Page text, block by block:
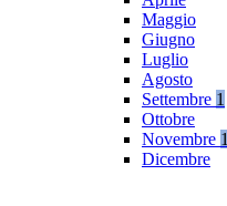
Maggio
Giugno
Luglio
Agosto
Settembre 1
Ottobre
Novembre 1
Dicembre